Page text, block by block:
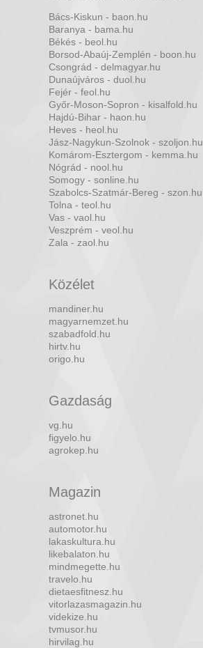
Bács-Kiskun - baon.hu
Baranya - bama.hu
Békés - beol.hu
Borsod-Abaúj-Zemplén - boon.hu
Csongrád - delmagyar.hu
Dunaújváros - duol.hu
Fejér - feol.hu
Győr-Moson-Sopron - kisalfold.hu
Hajdú-Bihar - haon.hu
Heves - heol.hu
Jász-Nagykun-Szolnok - szoljon.hu
Komárom-Esztergom - kemma.hu
Nógrád - nool.hu
Somogy - sonline.hu
Szabolcs-Szatmár-Bereg - szon.hu
Tolna - teol.hu
Vas - vaol.hu
Veszprém - veol.hu
Zala - zaol.hu
Közélet
mandiner.hu
magyarnemzet.hu
szabadfold.hu
hirtv.hu
origo.hu
Gazdaság
vg.hu
figyelo.hu
agrokep.hu
Magazin
astronet.hu
automotor.hu
lakaskultura.hu
likebalaton.hu
mindmegette.hu
travelo.hu
dietaesfitnesz.hu
vitorlazasmagazin.hu
videkize.hu
tvmusor.hu
hirvilag.hu